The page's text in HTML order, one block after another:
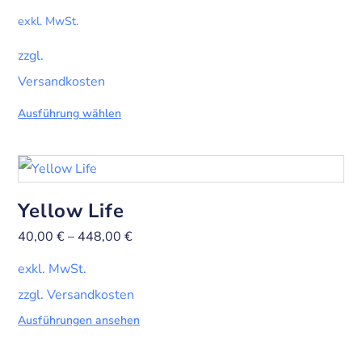
exkl. MwSt.
zzgl.
Versandkosten
Ausführung wählen
Yellow Life
40,00€– 448,00€
exkl. MwSt.
zzgl. Versandkosten
Ausführungen ansehen